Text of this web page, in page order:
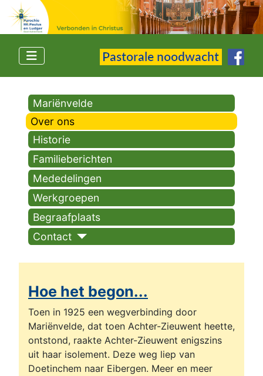
Mariënvelde
Over ons
Historie
Familieberichten
Mededelingen
Werkgroepen
Begraafplaats
Contact
Hoe het begon...
Toen in 1925 een wegverbinding door
Mariënvelde, dat toen Achter-Zieuwent heette,
ontstond, raakte Achter-Zieuwent enigszins
uit haar isolement. Deze weg liep van
Doetinchem naar Eibergen. Meer en meer